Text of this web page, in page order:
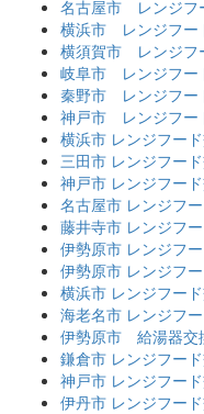
名古屋市 レンジフ
横浜市 レンジフー
横須賀市 レンジフ
岐阜市 レンジフー
秦野市 レンジフー
神戸市 レンジフー
横浜市 レンジフー
三田市 レンジフー
神戸市 レンジフー
名古屋市 レンジフ
藤井寺市 レンジフ
伊勢原市 レンジフ
伊勢原市 レンジフ
横浜市 レンジフー
海老名市 レンジフ
伊勢原市 給湯器交
鎌倉市 レンジフー
神戸市 レンジフー
伊丹市 レンジフー